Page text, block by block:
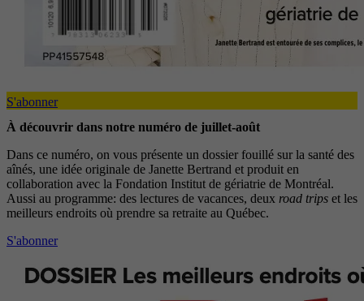
S'abonner
À découvrir dans notre numéro de juillet-août
Dans ce numéro, on vous présente un dossier fouillé sur la santé des
aînés, une idée originale de Janette Bertrand et produit en
collaboration avec la Fondation Institut de gériatrie de Montréal.
Aussi au programme: des lectures de vacances, deux road trips et les
meilleurs endroits où prendre sa retraite au Québec.
S'abonner